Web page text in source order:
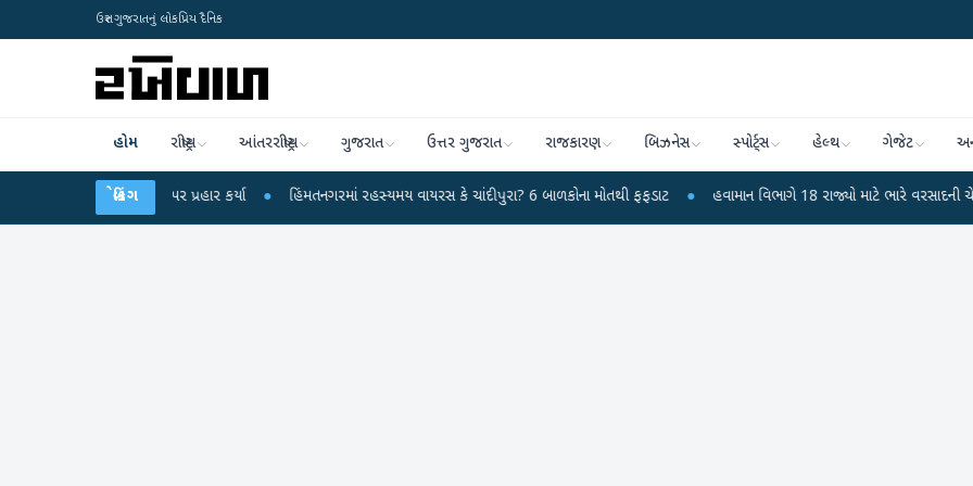
ઉત્તર ગુજરાતનું લોકપ્રિય દૈનિક
હોમ રાષ્ટ્રીય આંતરરાષ્ટ્રીય ગુજરાત ઉત્તર ગુજરાત રાજકારણ બિઝનેસ સ્પોર્ટ્સ હેલ્થ ગેજેટ
બ્રેકિંગ
પર પ્રહાર કર્યા હિંમતનગરમાં રહસ્યમય વાયરસ કે ચાંદીપુરા? 6 બાળકોના મોતથી ફફડાટ ● હવામાન વિભાગે 18 રાજ્યો માટે ભારે વરસાદની ચેતવણી જારી કરી ●